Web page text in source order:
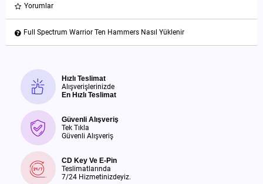
Yorumlar
Full Spectrum Warrior Ten Hammers Nasıl Yüklenir
Hızlı Teslimat
Alışverişlerinizde
En Hızlı Teslimat
Güvenli Alışveriş
Tek Tıkla
Güvenli Alışveriş
CD Key Ve E-Pin
Teslimatlarında
7/24 Hizmetinizdeyiz.